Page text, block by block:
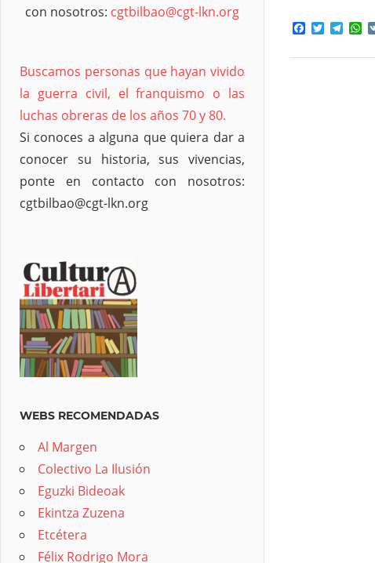
Facebook
Twitter
con nosotros: cgtbilbao@cgt-lkn.org
Buscamos personas que hayan vivido
la guerra civil, el franquismo o las
luchas obreras de los años 70 y 80.
Si conoces a alguna que quiera dar a
conocer su historia, sus vivencias,
ponte en contacto con nosotros:
cgtbilbao@cgt-lkn.org
WEBS RECOMENDADAS
Al Margen
Colectivo La Ilusión
Eguzki Bideoak
Ekintza Zuzena
Etcétera
Félix Rodrigo Mora